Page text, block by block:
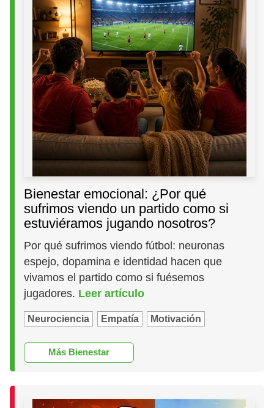
Bienestar emocional: ¿Por qué
sufrimos viendo un partido como si
estuviéramos jugando nosotros?
Por qué sufrimos viendo fútbol: neuronas
espejo, dopamina e identidad hacen que
vivamos el partido como si fuésemos
jugadores. Leer artículo
Neurociencia Empatía Motivación
Más Bienestar